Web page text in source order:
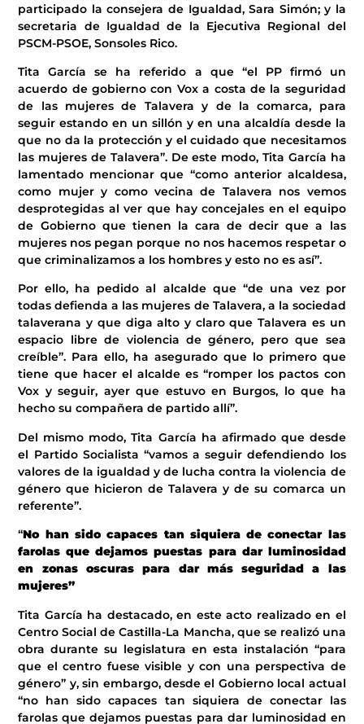
participado la consejera de Igualdad, Sara Simón; y la
secretaria de Igualdad de la Ejecutiva Regional del
PSCM-PSOE, Sonsoles Rico.
Tita García se ha referido a que “el PP firmó un
acuerdo de gobierno con Vox a costa de la seguridad
de las mujeres de Talavera y de la comarca, para
seguir estando en un sillón y en una alcaldía desde la
que no da la protección y el cuidado que necesitamos
las mujeres de Talavera”. De este modo, Tita García ha
lamentado mencionar que “como anterior alcaldesa,
como mujer y como vecina de Talavera nos vemos
desprotegidas al ver que hay concejales en el equipo
de Gobierno que tienen la cara de decir que a las
mujeres nos pegan porque no nos hacemos respetar o
que criminalizamos a los hombres y esto no es así”.
Por ello, ha pedido al alcalde que “de una vez por
todas defienda a las mujeres de Talavera, a la sociedad
talaverana y que diga alto y claro que Talavera es un
espacio libre de violencia de género, pero que sea
creíble”. Para ello, ha asegurado que lo primero que
tiene que hacer el alcalde es “romper los pactos con
Vox y seguir, ayer que estuvo en Burgos, lo que ha
hecho su compañera de partido allí”.
Del mismo modo, Tita García ha afirmado que desde
el Partido Socialista “vamos a seguir defendiendo los
valores de la igualdad y de lucha contra la violencia de
género que hicieron de Talavera y de su comarca un
referente”.
“No han sido capaces tan siquiera de conectar las
farolas que dejamos puestas para dar luminosidad
en zonas oscuras para dar más seguridad a las
mujeres”
Tita García ha destacado, en este acto realizado en el
Centro Social de Castilla-La Mancha, que se realizó una
obra durante su legislatura en esta instalación “para
que el centro fuese visible y con una perspectiva de
género” y, sin embargo, desde el Gobierno local actual
“no han sido capaces tan siquiera de conectar las
farolas que dejamos puestas para dar luminosidad en